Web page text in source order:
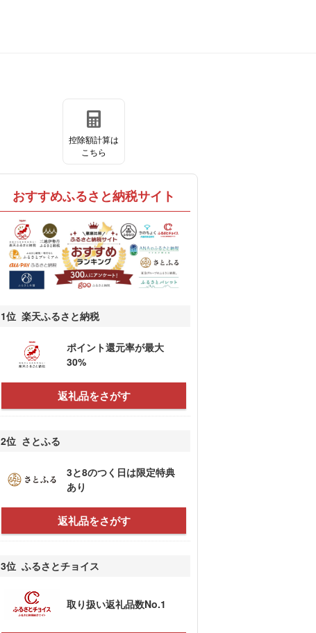
控除額計算は
こちら
おすすめふるさと納税サイト
1位 楽天ふるさと納税
ポイント還元率が最大
30%
返礼品をさがす
2位 さとふる
3と8のつく日は限定特典
あり
返礼品をさがす
3位 ふるさとチョイス
取り扱い返礼品数No.1